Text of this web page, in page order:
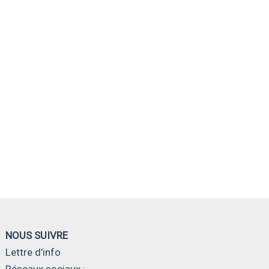
NOUS SUIVRE
Lettre d’info